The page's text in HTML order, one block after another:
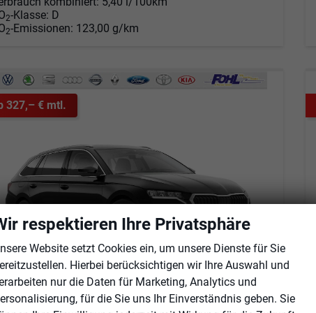
2-Klasse: D
2-Emissionen: 123,00 g/km
327,– € mtl.
Octavia Combi
Selection Kombi 1.5 TSI DSG AHK*Android Auto*ACC*SHZ*E-Heck*Keyless*Kamera*2Z Klimaauto
respektieren Ihre Privatsphäre
Website setzt Cookies ein, um unsere Dienste für Sie
Hierbei berücksichtigen wir Ihre Auswahl und
nur die Daten für Marketing, Analytics und
für die Sie uns Ihr Einverständnis geben. Sie